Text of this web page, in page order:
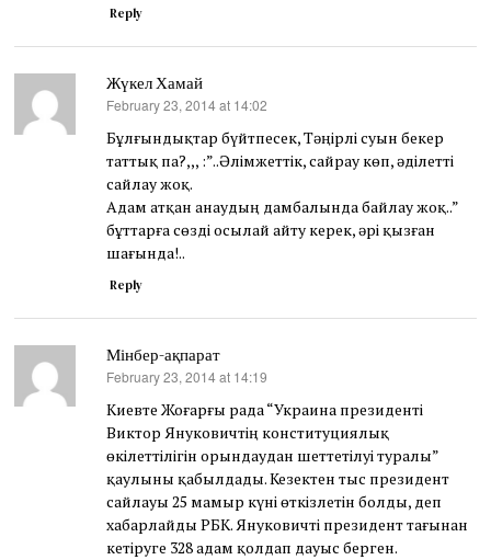
Reply
Жүкел Хамай
says:
February 23, 2014 at 14:02
Бұлғындықтар бүйтпесек, Тәңірлі суын бекер
таттық па?,,, :”..Әлімжеттік, сайрау көп, әділетті
сайлау жоқ.
Адам атқан анаудың дамбалында байлау жоқ..”
бұттарға сөзді осылай айту керек, әрі қызған
шағында!..
Reply
Мінбер-ақпарат
says:
February 23, 2014 at 14:19
Киевте Жоғарғы рада “Украина президенті
Виктор Януковичтің конституциялық
өкілеттілігін орындаудан шеттетілуі туралы”
қаулыны қабылдады. Кезектен тыс президент
сайлауы 25 мамыр күні өткізлетін болды, деп
хабарлайды РБК. Януковичті президент тағынан
кетіруге 328 адам қолдап дауыс берген.